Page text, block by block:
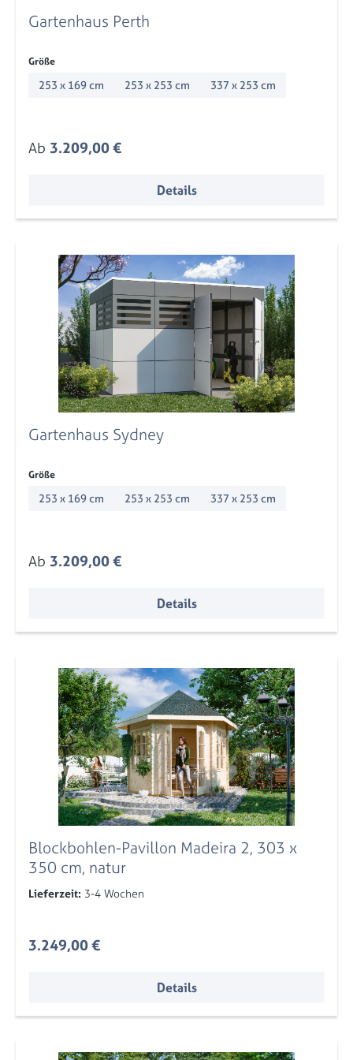
Gartenhaus Perth
Größeauswählen
253 x 169 cm 253 x 253 cm 337 x 253 cm
Regulärer Preis:
Ab 3.209,00 €
Details
Gartenhaus Sydney
Größeauswählen
253 x 169 cm 253 x 253 cm 337 x 253 cm
Regulärer Preis:
Ab 3.209,00 €
Details
Blockbohlen-Pavillon Madeira 2, 303 x
350 cm, natur
Lieferzeit: 3-4 Wochen
Regulärer Preis:
3.249,00 €
Details